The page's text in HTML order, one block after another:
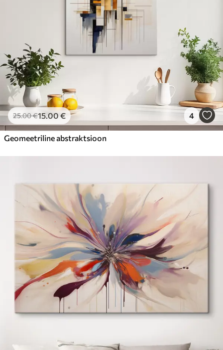
25.00€15.00 € 4
Geomeetriline abstraktsioon